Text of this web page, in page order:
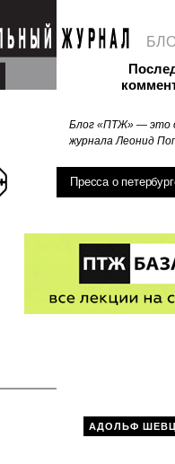
Блог «ПТЖ» — это
журнала Леонид
Пресса о
АДОЛЬФ